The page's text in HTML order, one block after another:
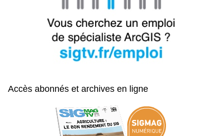
Accès abonnés et archives en ligne